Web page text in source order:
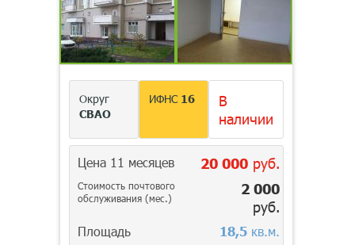
Округ
СВАО
ИФНС 16
В
наличии
Цена 11 месяцев 20 000руб.
Стоимость почтового
обслуживания (мес.)
2 000
руб.
Площадь 18,5кв.м.